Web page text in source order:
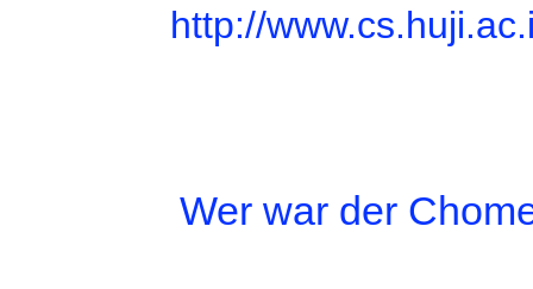
http://www.cs.huji.ac.
Wer war der Chom